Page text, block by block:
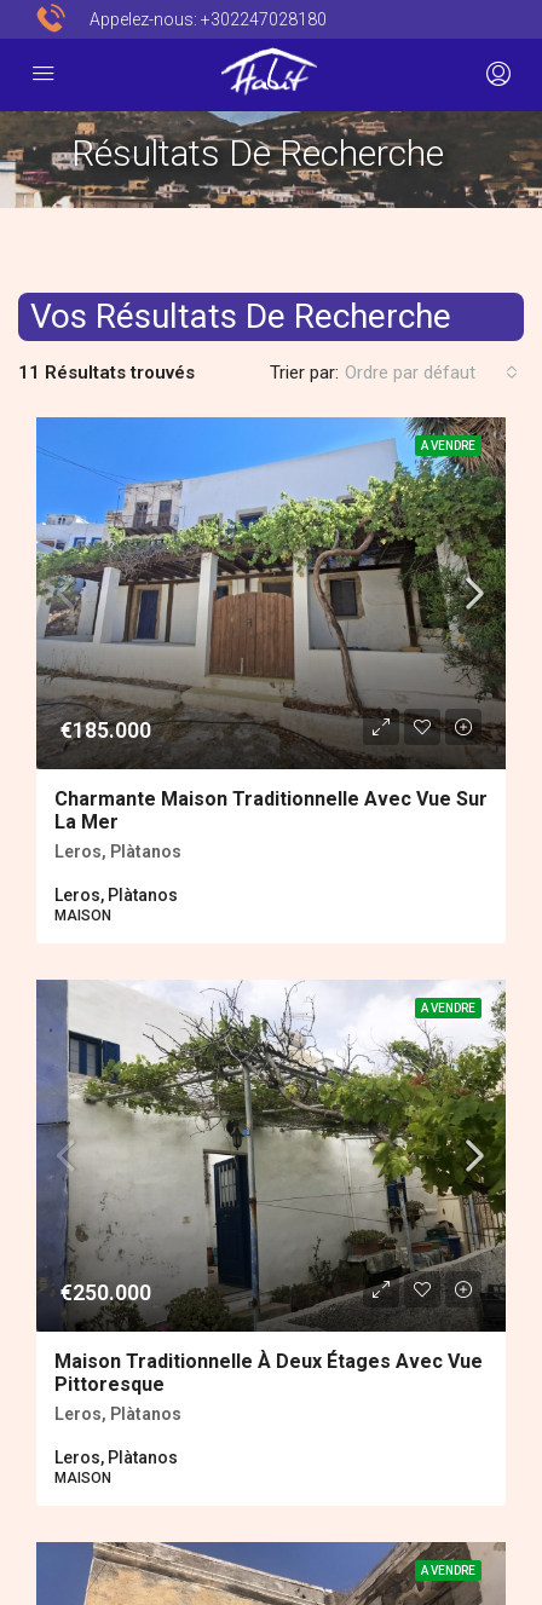
Appelez-nous: +302247028180
Résultats De Recherche
Vos Résultats De Recherche
11 Résultats trouvés Trier par: Ordre par défaut
A VENDRE
€185.000
Charmante Maison Traditionnelle Avec Vue Sur
La Mer
Leros, Plàtanos
Leros, Plàtanos
MAISON
A VENDRE
€250.000
Maison Traditionnelle À Deux Étages Avec Vue
Pittoresque
Leros, Plàtanos
Leros, Plàtanos
MAISON
A VENDRE